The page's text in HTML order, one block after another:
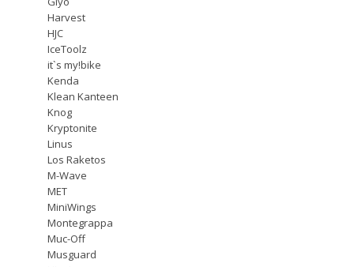
Harvest
HJC
IceToolz
it`s my!bike
Kenda
Klean Kanteen
Knog
Kryptonite
Linus
Los Raketos
M-Wave
MET
MiniWings
Montegrappa
Muc-Off
Musguard